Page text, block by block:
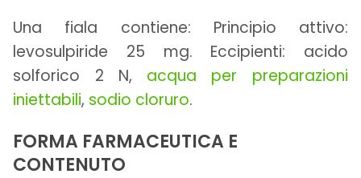
Una fiala contiene: Principio attivo:
levosulpiride 25 mg. Eccipienti: acido
solforico 2 N, acqua per preparazioni
iniettabili, sodio cloruro.
FORMA FARMACEUTICA E
CONTENUTO